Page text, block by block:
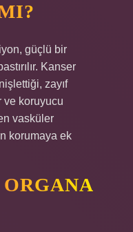
güçlü bir
Kanser
zayıf
ve koruyucu
vasküler
korumaya ek